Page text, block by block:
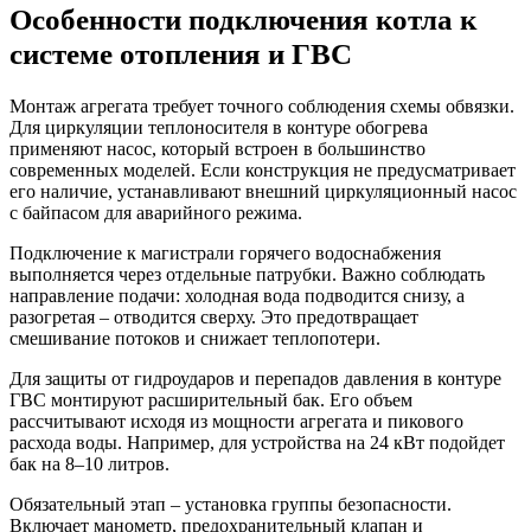
Особенности подключения котла к
системе отопления и ГВС
Монтаж агрегата требует точного соблюдения схемы обвязки.
Для циркуляции теплоносителя в контуре обогрева
применяют насос, который встроен в большинство
современных моделей. Если конструкция не предусматривает
его наличие, устанавливают внешний циркуляционный насос
с байпасом для аварийного режима.
Подключение к магистрали горячего водоснабжения
выполняется через отдельные патрубки. Важно соблюдать
направление подачи: холодная вода подводится снизу, а
разогретая – отводится сверху. Это предотвращает
смешивание потоков и снижает теплопотери.
Для защиты от гидроударов и перепадов давления в контуре
ГВС монтируют расширительный бак. Его объем
рассчитывают исходя из мощности агрегата и пикового
расхода воды. Например, для устройства на 24 кВт подойдет
бак на 8–10 литров.
Обязательный этап – установка группы безопасности.
Включает манометр, предохранительный клапан и